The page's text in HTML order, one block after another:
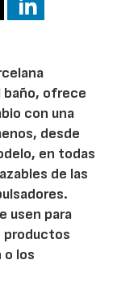
baño, ofrece
con una
desde
en todas
de las
usen para
productos
o los